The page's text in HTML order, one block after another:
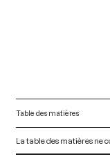
Table des matières
La table des matières ne